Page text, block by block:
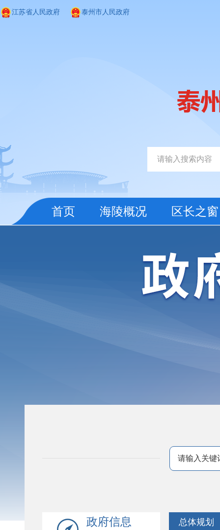
江苏省人民政府 泰州市人民政府
首页 海陵概况 区长之窗
政府信息
总体规划